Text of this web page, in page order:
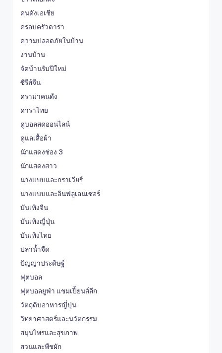
คนดังเอเชีย
ครอบครัวดารา
ความปลอดภัยในบ้าน
งานบ้าน
จัดบ้านรับปีใหม่
ซีรีส์จีน
ดราม่าคนดัง
ดาราไทย
ดูบอลสดออนไลน์
ดูแลเสื้อผ้า
นักแสดงช่อง 3
นักแสดงสาว
นางแบบและกราเวียร์
นางแบบและอินฟลูเอนเซอร์
บันเทิงจีน
บันเทิงญี่ปุ่น
บันเทิงไทย
ปลาน้ำจืด
ปัญญาประดิษฐ์
ฟุตบอล
ฟุตบอลยูฟ่า แชมเปี้ยนส์ลีก
วัตถุดิบอาหารญี่ปุ่น
วิทยาศาสตร์และนวัตกรรม
สมุนไพรและสุขภาพ
สวนและพืชผัก